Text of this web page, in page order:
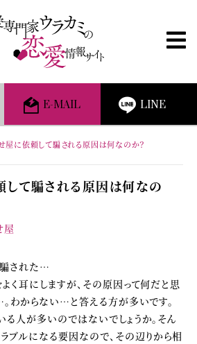
E-MAIL LINE
屋に依頼して騙される原因は何なのか？
て騙される原因は何なの
屋
された…
く耳にしますが、その原因って何だと思
わからない…と答える方が多いです。
る人が多いのではないでしょうか。そん
ブルになる要因なので、その辺りから相